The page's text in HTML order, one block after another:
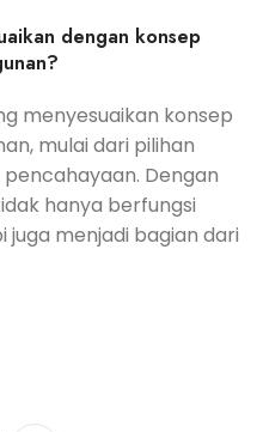
dengan konsep
menyesuaikan konsep
mulai dari pilihan
Dengan
hanya berfungsi
menjadi bagian dari